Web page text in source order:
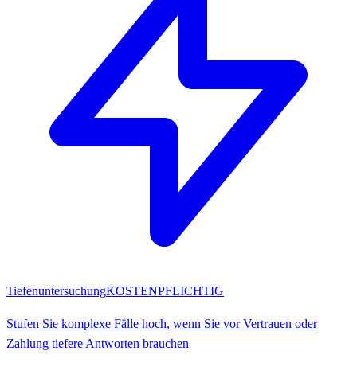
TiefenuntersuchungKOSTENPFLICHTIG
Stufen Sie komplexe Fälle hoch, wenn Sie vor Vertrauen oder
Zahlung tiefere Antworten brauchen